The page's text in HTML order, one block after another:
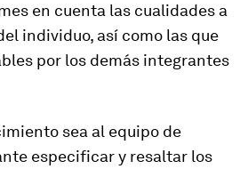
en cuenta las cualidades a
individuo, así como las que
por los demás integrantes
sea al equipo de
especificar y resaltar los